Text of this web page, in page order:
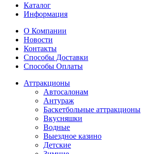
Каталог
Информация
О Компании
Новости
Контакты
Способы Доставки
Способы Оплаты
Аттракционы
Автосалонам
Антураж
Баскетбольные аттракционы
Вкусняшки
Водные
Выездное казино
Детские